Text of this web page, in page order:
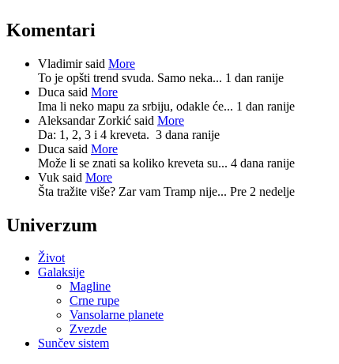
Komentari
Vladimir said More
To je opšti trend svuda. Samo neka... 1 dan ranije
Duca said More
Ima li neko mapu za srbiju, odakle će... 1 dan ranije
Aleksandar Zorkić said More
Da: 1, 2, 3 i 4 kreveta. 3 dana ranije
Duca said More
Može li se znati sa koliko kreveta su... 4 dana ranije
Vuk said More
Šta tražite više? Zar vam Tramp nije... Pre 2 nedelje
Univerzum
Život
Galaksije
Magline
Crne rupe
Vansolarne planete
Zvezde
Sunčev sistem